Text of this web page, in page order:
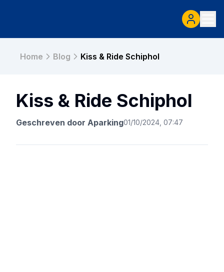
Home Blog Kiss & Ride Schiphol
Kiss & Ride Schiphol
Geschreven door Aparking01/10/2024, 07:47